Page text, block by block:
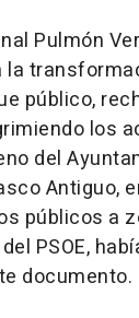
Pulmón
la
público,
los
del
Antiguo,
públicos a
PSOE,
documento.